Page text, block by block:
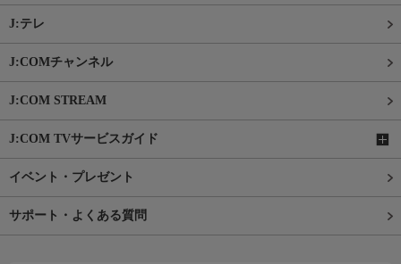
J:テレ
J:COMチャンネル
J:COM STREAM
J:COM TVサービスガイド
イベント・プレゼント
サポート・よくある質問